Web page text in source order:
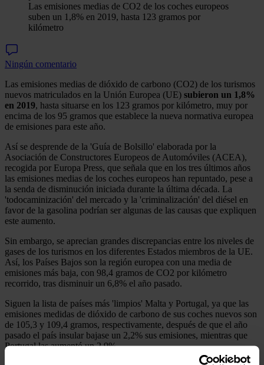
Las emisiones medias de CO2 de los coches europeos
suben un 1,8% en 2019, hasta 123 gramos por
kilómetro
Ningún comentario
Las emisiones medias de dióxido de carbono (CO2) de los turismos
nuevos matriculados en la Unión Europea (UE) subieron un 1,8%
en 2019, hasta situarse en los 123 gramos por kilómetro, muy por
encima de los 95 gramos que establece la nueva normativa europea
de emisiones para este año.
Así se desprende de la 'Guía de Bolsillo' elaborada por la
Asociación de Constructores Europeos de Automóviles (ACEA),
recogida por Europa Press, que señala que en los tres últimos años
las emisiones medias de los coches europeos han repuntado, pese a
la senda de disminución iniciada durante la última década. La
'todocaminización' del mercado y la 'criminalización' del diésel en
favor de la gasolina podrían ser algunas de las causas que expliquen
este aumento.
Sin embargo, se aprecian grandes discrepancias entre los niveles de
gases de los turismos en los diferentes Estados miembros de la UE.
Así, los Países Bajos son la región europea con una media de
emisiones más baja, con 98,4 gramos de CO2 por kilómetro
recorrido, tras disminuir un 6,8% el año pasado.
Siguen la lista de países más 'limpios' Malta y Portugal, ya que las
emisiones medidas de dióxido de carbono de sus coches nuevos son
de 105,3 y 109,4 gramos, respectivamente, después de que el año
pasado el país insular bajase un 2,2% sus emisiones, mientras que
Portugal las aumentó un 2,9%.